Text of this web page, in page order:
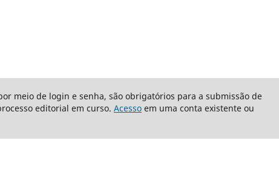
meio de login e senha, são obrigatórios para a submissão de
editorial em curso. Acesso em uma conta existente ou